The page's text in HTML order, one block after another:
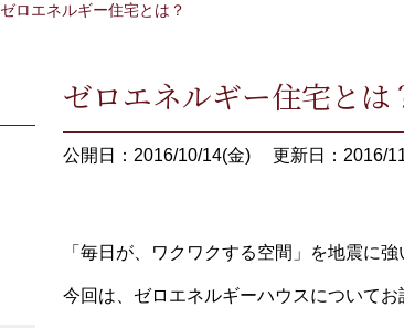
ゼロエネルギー住宅とは？
ゼロエネルギー住宅と
公開日：2016/10/14(金) 更新日：2016/
「毎日が、ワクワクする空間」を地震に
今回は、ゼロエネルギーハウスについて